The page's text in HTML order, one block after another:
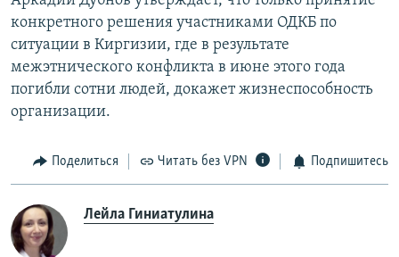
конкретного решения участниками ОДКБ по
ситуации в Киргизии, где в результате
межэтнического конфликта в июне этого года
погибли сотни людей, докажет жизнеспособность
организации.
Поделиться Читать без VPN Подпишитесь
Лейла Гиниатулина